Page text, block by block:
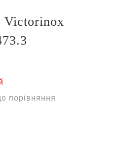
Victorinox
порівняння